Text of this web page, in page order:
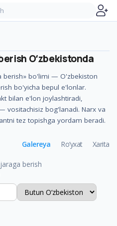
Oʻzbekistonda
berish» bo'limi — O'zbekiston
bo'yicha bepul e'lonlar.
bilan e'lon joylashtiradi,
vositachisiz bog'lanadi. Narx va
tez topishga yordam beradi.
berish
Galereya Ro‘yxat Xarita